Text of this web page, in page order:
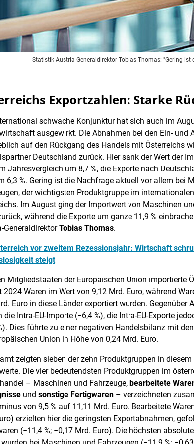
Statistik Austria-Generaldirektor Tobias Thomas: "Gering
Exportzahlen: Starke
schwache Konjunktur hat sich auch im
ausgewirkt. Die Abnahmen bei den Ein- und
auf den Rückgang des Handels mit Österreichs
Deutschland zurück. Hier sank der Wert der
Jahresvergleich um 8,7 %, die Exporte nach
6,3 %. Gering ist die Nachfrage aktuell vor allem bei
der wichtigsten Produktgruppe im
Im August ging der Importwert von Maschinen
während die Exporte um ganze 11,9 %
GeneraldirektorTobias Thomas.
vor zweitem Rezessionsjahr: Wirtschaft
steigt
Mitgliedstaaten der Europäischen Union importierte
2024 Waren im Wert von 9,12 Mrd. Euro, während
Euro in diese Länder exportiert wurden. Gegenüber
die Intra-EU-Importe (−6,4 %), die Intra-EU-Exporte
Dies führte zu einer negativen Handelsbilanz mit
Union in Höhe von 0,24 Mrd. Euro.
zeigten sieben der zehn Produktgruppen in
Die vier bedeutendsten Produktgruppen im
– Maschinen und Fahrzeuge, bearbeitete
und sonstige Fertigwaren – verzeichneten
von 9,5 % auf 11,11 Mrd. Euro. Bearbeitete
erzielten hier die geringsten Exportabnahmen,
(−11,4 %; −0,17 Mrd. Euro). Die höchsten